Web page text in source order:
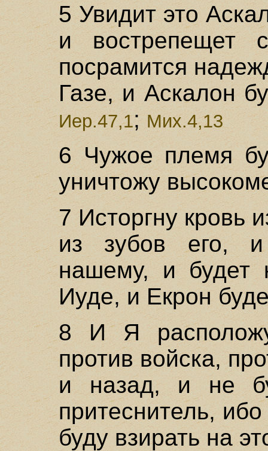
5 Увидит это
и вострепещет
посрамится
Газе, и Аскалон
Иер.47,1; Мих.4,13
6 Чужое племя
уничтожу
7 Исторгну кровь
из зубов его,
нашему, и будет
Иуде, и Екрон
8 И Я
против войска,
и назад, и не
притеснитель,
буду взирать на